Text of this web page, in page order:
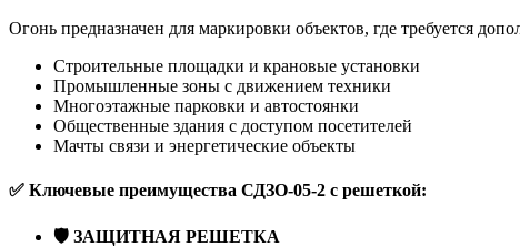
Огонь предназначен для маркировки объектов, где требуется
Строительные площадки и крановые установки
Промышленные зоны с движением техники
Многоэтажные парковки и автостоянки
Общественные здания с доступом посетителей
Мачты связи и энергетические объекты
✅ Ключевые преимущества СДЗО-05-2 с решеткой:
🛡️ ЗАЩИТНАЯ РЕШЕТКА